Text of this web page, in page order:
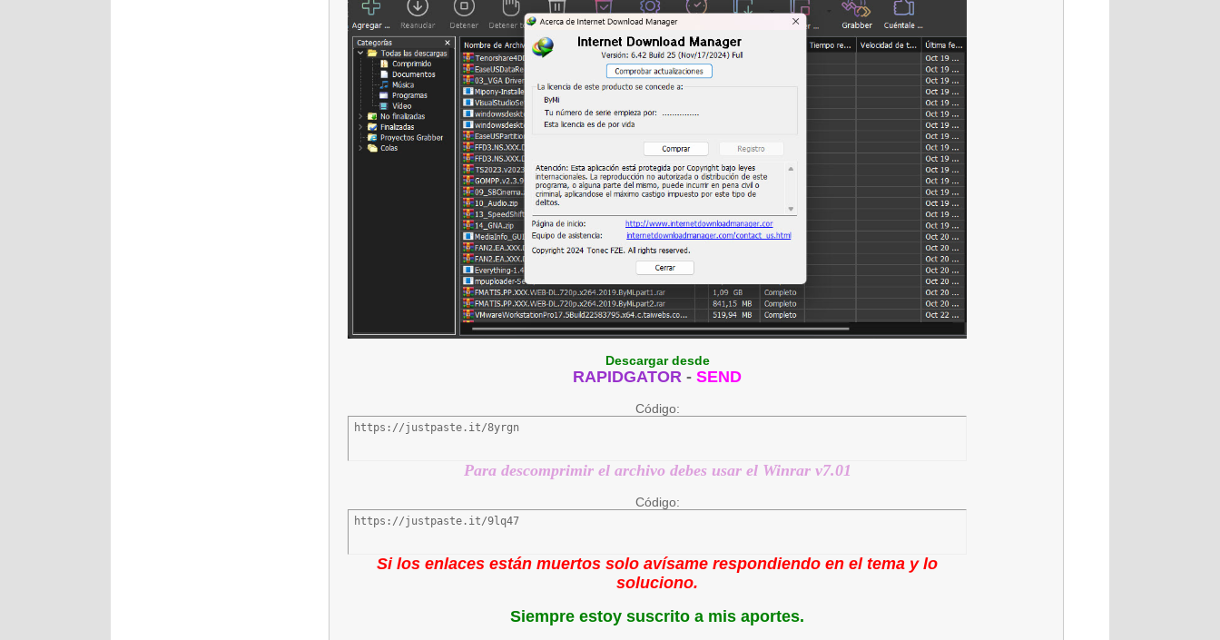
Descargar desde
RAPIDGATOR - SEND
Código:
https://justpaste.it/8yrgn
Para descomprimir el archivo debes usar el Winrar v7.01
Código:
https://justpaste.it/9lq47
Si los enlaces están muertos solo avísame respondiendo en el tema y lo
soluciono.
Siempre estoy suscrito a mis aportes.